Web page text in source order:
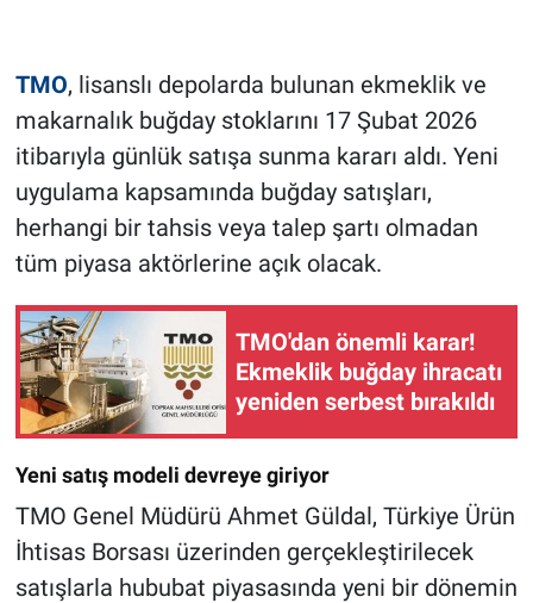
TMO, lisanslı depolarda bulunan ekmeklik ve
makarnalık buğday stoklarını 17 Şubat 2026
itibarıyla günlük satışa sunma kararı aldı. Yeni
uygulama kapsamında buğday satışları,
herhangi bir tahsis veya talep şartı olmadan
tüm piyasa aktörlerine açık olacak.
TMO'dan önemli karar!
Ekmeklik buğday ihracatı
yeniden serbest bırakıldı
Yeni satış modeli devreye giriyor
TMO Genel Müdürü Ahmet Güldal, Türkiye Ürün
İhtisas Borsası üzerinden gerçekleştirilecek
satışlarla hububat piyasasında yeni bir dönemin